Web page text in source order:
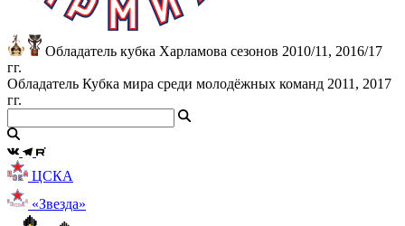
Обладатель кубка Харламова сезонов 2010/11, 2016/17
гг.
Обладатель Кубка мира среди молодёжных команд 2011, 2017
гг.
ЦСКА
«Звезда»